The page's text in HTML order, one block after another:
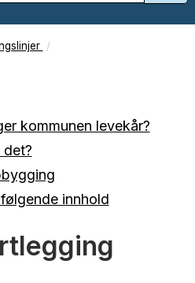
kommunen levekår?
innhold